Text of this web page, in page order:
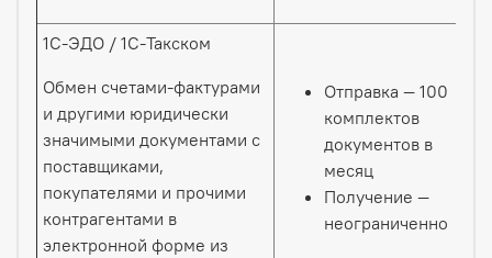
1С-ЭДО / 1С-Такском
Обмен счетами-фактурами
и другими юридически
значимыми документами с
поставщиками,
покупателями и прочими
контрагентами в
электронной форме из
Отправка — 100
комплектов
документов в
месяц
Получение —
неограниченно